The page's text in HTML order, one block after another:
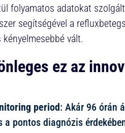
folyamatos adatokat
segítségével a
vált.
ez az
period: Akár 96 órán
a pontos diagnózis